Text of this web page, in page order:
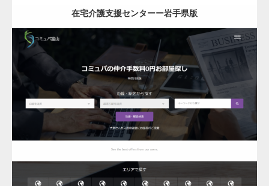
在宅介護支援センターー岩手県版
更新日： 2023.03.10
在宅介護支援センター
詳細 検索サイト